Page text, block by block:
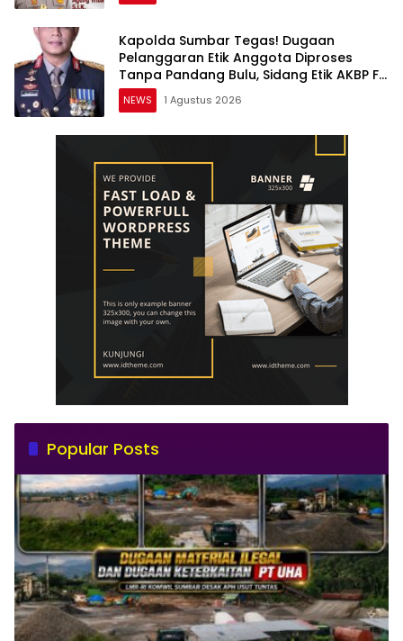
Kapolda Sumbar Tegas! Dugaan
Pelanggaran Etik Anggota Diproses
Tanpa Pandang Bulu, Sidang Etik AKBP F
Dipercepat
NEWS 1 Agustus 2026
Popular Posts